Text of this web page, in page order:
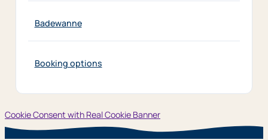
Badewanne
Booking options
Cookie Consent with Real Cookie Banner